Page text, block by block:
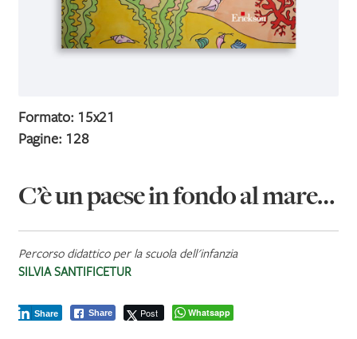
Formato: 15x21
Pagine: 128
C’è un paese in fondo al mare…
Percorso didattico per la scuola dell'infanzia
SILVIA SANTIFICETUR
Share Post
Share Whatsapp